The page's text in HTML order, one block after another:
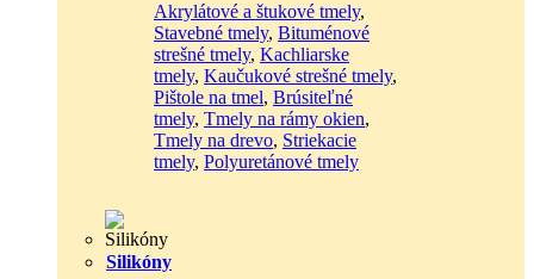
Akrylátové a štukové tmely,
Stavebné tmely, Bituménové
strešné tmely, Kachliarske
tmely, Kaučukové strešné tmely,
Pištole na tmel, Brúsiteľné
tmely, Tmely na rámy okien,
Tmely na drevo, Striekacie
tmely, Polyuretánové tmely
Silikóny